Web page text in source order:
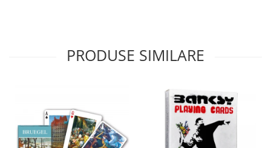
PRODUSE SIMILARE